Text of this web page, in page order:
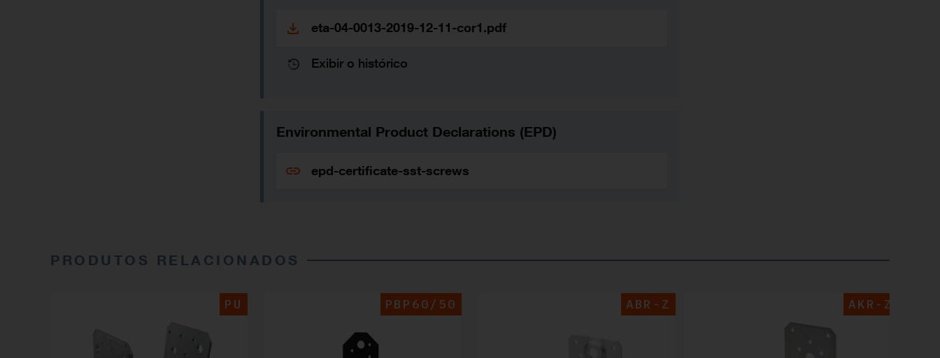
eta-04-0013-2019-12-11-cor1.pdf
Exibir o histórico
Environmental Product Declarations (EPD)
epd-certificate-sst-screws
PRODUTOS RELACIONADOS
PU PBP60/50 ABR-Z AKR-Z